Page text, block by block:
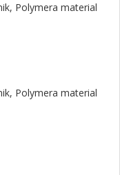
Polymera material
Polymera material